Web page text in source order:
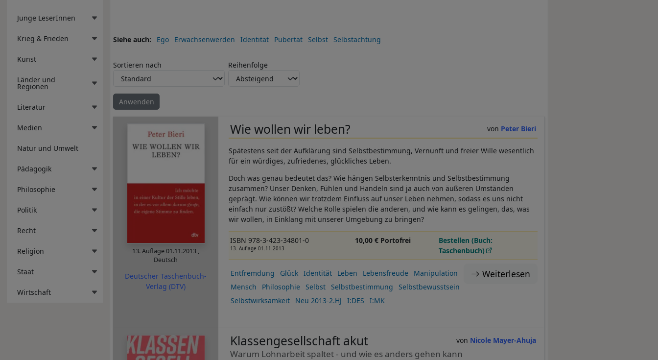
Junge LeserInnen
Krieg & Frieden
Kunst
Länder und
Regionen
Literatur
Medien
Natur und Umwelt
Pädagogik
Philosophie
Politik
Recht
Religion
Staat
Wirtschaft
Siehe auch Ego Erwachsenwerden Identität Pubertät Selbst Selbstachtung
Sortieren nach Reihenfolge
13. Auflage01.11.2013 ,
Deutsch
Deutscher Taschenbuch-
Verlag (DTV)
Peter Bieri
Wie wollen wir leben?
Spätestens seit der Aufklärung sind Selbstbestimmung, Vernunft und freier Wille wesentlich
für ein würdiges, zufriedenes, glückliches Leben.
Doch was genau bedeutet das? Wie hängen Selbsterkenntnis und Selbstbestimmung
zusammen? Unser Denken, Fühlen und Handeln sind ja auch von äußeren Umständen
geprägt. Wie können wir trotzdem Einfluss auf unser Leben nehmen, sodass es uns nicht
einfach nur zustößt? Welche Rolle spielen die anderen, und wie kann es gelingen, das, was
wir wollen, in Einklang mit unserer Umgebung zu bringen?
ISBN 978-3-423-34801-0
13. Auflage 01.11.2013
10,00 € Portofrei
Bestellen (Buch:
Taschenbuch)
Weiterlesen
Entfremdung Glück Identität Leben Lebensfreude
Manipulation
Mensch
Philosophie Selbst Selbstbestimmung
Selbstbewusstsein
Selbstwirksamkeit
Neu 2013-2.HJ I:DES I:MK
Nicole Mayer-Ahuja
Klassengesellschaft akut
Warum Lohnarbeit spaltet - und wie es anders gehen kann